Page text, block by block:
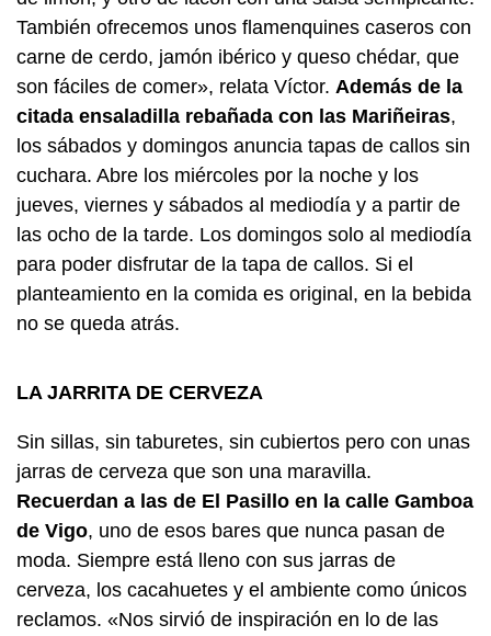
También ofrecemos unos flamenquines caseros con
carne de cerdo, jamón ibérico y queso chédar, que
son fáciles de comer», relata Víctor. Además de la
citada ensaladilla rebañada con las Mariñeiras,
los sábados y domingos anuncia tapas de callos sin
cuchara. Abre los miércoles por la noche y los
jueves, viernes y sábados al mediodía y a partir de
las ocho de la tarde. Los domingos solo al mediodía
para poder disfrutar de la tapa de callos. Si el
planteamiento en la comida es original, en la bebida
no se queda atrás.
LA JARRITA DE CERVEZA
Sin sillas, sin taburetes, sin cubiertos pero con unas
jarras de cerveza que son una maravilla.
Recuerdan a las de El Pasillo en la calle Gamboa
de Vigo, uno de esos bares que nunca pasan de
moda. Siempre está lleno con sus jarras de
cerveza, los cacahuetes y el ambiente como únicos
reclamos. «Nos sirvió de inspiración en lo de las